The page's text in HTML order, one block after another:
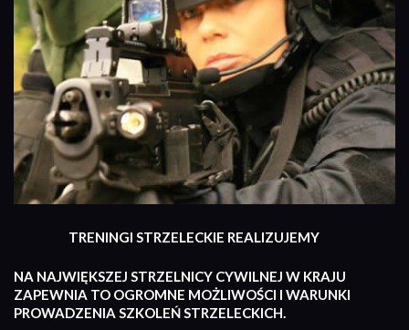
TRENINGI STRZELECKIE REALIZUJEMY
NA NAJWIĘKSZEJ STRZELNICY CYWILNEJ W KRAJU
ZAPEWNIA TO OGROMNE MOŻLIWOŚCI I WARUNKI
PROWADZENIA SZKOLEŃ STRZELECKICH.